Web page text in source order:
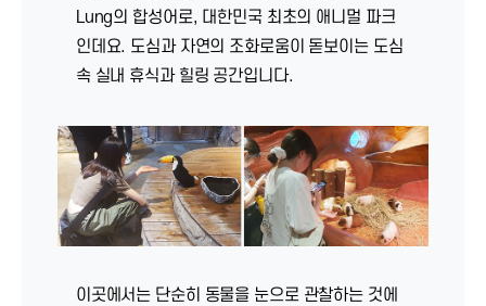
Lung의 합성어로, 대한민국 최초의 애니멀 파크
인데요. 도심과 자연의 조화로움이 돋보이는 도심
속 실내 휴식과 힐링 공간입니다.
이곳에서는 단순히 동물을 눈으로 관찰하는 것에